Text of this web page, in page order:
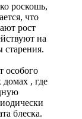
роскошь,
что
рост
на
старения.
особого
, где
блеска.